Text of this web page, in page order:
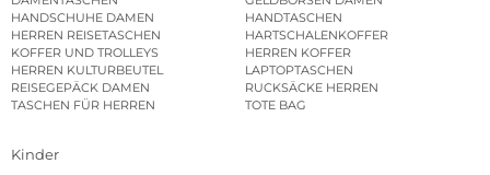
HANDSCHUHE DAMEN
HANDTASCHEN
HERREN REISETASCHEN
HARTSCHALENKOFFER
KOFFER UND TROLLEYS
HERREN KOFFER
HERREN KULTURBEUTEL
LAPTOPTASCHEN
REISEGEPÄCK DAMEN
RUCKSÄCKE HERREN
TASCHEN FÜR HERREN
TOTE BAG
Kinder